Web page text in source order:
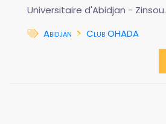
Universitaire d'Abidjan - Zinsou.
Abidjan
Club OHADA